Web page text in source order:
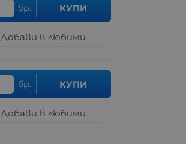
бр. КУПИ
Добави в любими
бр. КУПИ
Добави в любими